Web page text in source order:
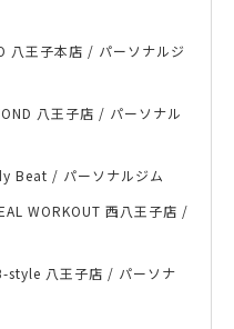
八王子本店 / パーソナルジ
八王子店 / パーソナル
Beat / パーソナルジム
WORKOUT 西八王子店 /
style 八王子店 / パーソナ